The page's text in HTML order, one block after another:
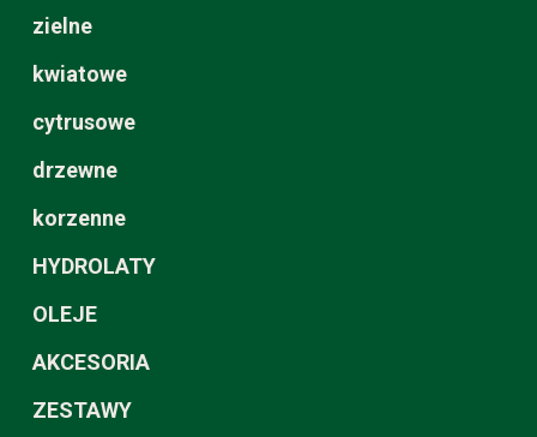
zielne
kwiatowe
cytrusowe
drzewne
korzenne
HYDROLATY
OLEJE
AKCESORIA
ZESTAWY